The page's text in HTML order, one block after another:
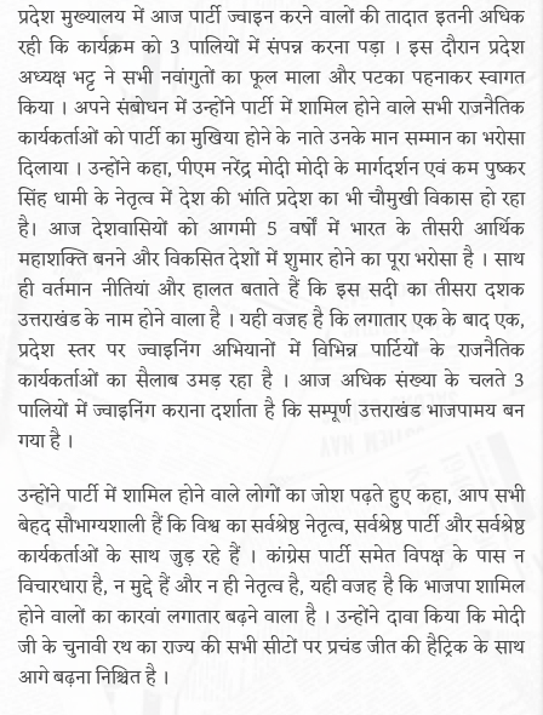
प्रदेश मुख्यालय में आज पार्टी ज्वाइन करने वालों की तादात इतनी अधिक
रही कि कार्यक्रम को 3 पालियों में संपन्न करना पड़ा । इस दौरान प्रदेश
अध्यक्ष भट्ट ने सभी नवांगुतों का फूल माला और पटका पहनाकर स्वागत
किया । अपने संबोधन में उन्होंने पार्टी में शामिल होने वाले सभी राजनैतिक
कार्यकर्ताओं को पार्टी का मुखिया होने के नाते उनके मान सम्मान का भरोसा
दिलाया । उन्होंने कहा, पीएम नरेंद्र मोदी मोदी के मार्गदर्शन एवं कम पुष्कर
सिंह धामी के नेतृत्व में देश की भांति प्रदेश का भी चौमुखी विकास हो रहा
है। आज देशवासियों को आगमी 5 वर्षों में भारत के तीसरी आर्थिक
महाशक्ति बनने और विकसित देशों में शुमार होने का पूरा भरोसा है । साथ
ही वर्तमान नीतियां और हालत बताते हैं कि इस सदी का तीसरा दशक
उत्तराखंड के नाम होने वाला है । यही वजह है कि लगातार एक के बाद एक,
प्रदेश स्तर पर ज्वाइनिंग अभियानों में विभिन्न पार्टियों के राजनैतिक
कार्यकर्ताओं का सैलाब उमड़ रहा है । आज अधिक संख्या के चलते 3
पालियों में ज्वाइनिंग कराना दर्शाता है कि सम्पूर्ण उत्तराखंड भाजपामय बन
गया है ।
उन्होंने पार्टी में शामिल होने वाले लोगों का जोश पढ़ते हुए कहा, आप सभी
बेहद सौभाग्यशाली हैं कि विश्व का सर्वश्रेष्ठ नेतृत्व, सर्वश्रेष्ठ पार्टी और सर्वश्रेष्ठ
कार्यकर्ताओं के साथ जुड़ रहे हैं । कांग्रेस पार्टी समेत विपक्ष के पास न
विचारधारा है, न मुद्दे हैं और न ही नेतृत्व है, यही वजह है कि भाजपा शामिल
होने वालों का कारवां लगातार बढ़ने वाला है । उन्होंने दावा किया कि मोदी
जी के चुनावी रथ का राज्य की सभी सीटों पर प्रचंड जीत की हैट्रिक के साथ
आगे बढ़ना निश्चित है ।